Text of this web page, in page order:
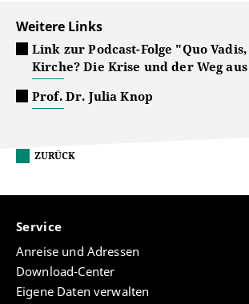
Weitere Links
Link zur Podcast-Folge "Quo
Kirche? Die Krise und der Weg
Prof. Dr. Julia Knop
ZURÜCK
Service
Anreise und Adressen
Download-Center
Eigene Daten verwalten